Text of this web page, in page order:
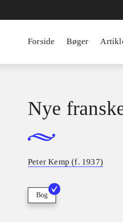
Forside Bøger
Nye
Peter Kemp (f. 1937)
Bog